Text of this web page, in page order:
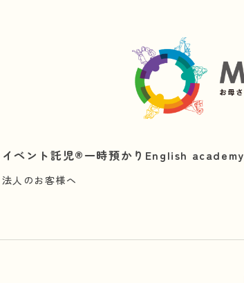
イベント託児®︎
法人のお客様へ
一時預かり English academy